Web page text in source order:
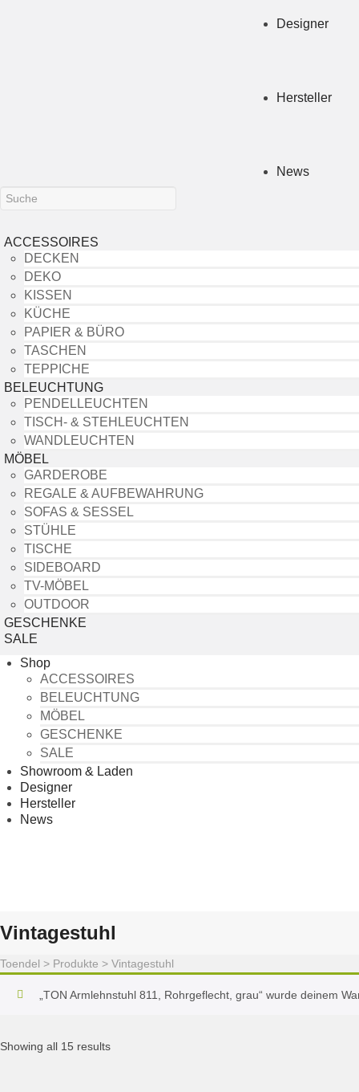
Designer
Hersteller
News
ACCESSOIRES
DECKEN
DEKO
KISSEN
KÜCHE
PAPIER & BÜRO
TASCHEN
TEPPICHE
BELEUCHTUNG
PENDELLEUCHTEN
TISCH- & STEHLEUCHTEN
WANDLEUCHTEN
MÖBEL
GARDEROBE
REGALE & AUFBEWAHRUNG
SOFAS & SESSEL
STÜHLE
TISCHE
SIDEBOARD
TV-MÖBEL
OUTDOOR
GESCHENKE
SALE
Shop
ACCESSOIRES
BELEUCHTUNG
MÖBEL
GESCHENKE
SALE
Showroom & Laden
Designer
Hersteller
News
Vintagestuhl
Toendel > Produkte > Vintagestuhl
„TON Armlehnstuhl 811, Rohrgeflecht, grau“ wurde deinem
Showing all 15 results